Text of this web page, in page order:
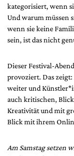
kategorisiert, wenn
Und warum müssen
wenn sie keine
sein, ist das nicht
Dieser Festival-
provoziert. Das zeigt:
weiter und
auch kritischen,
Kreativität und mit
Blick mit ihrem
Am Samstag setzen